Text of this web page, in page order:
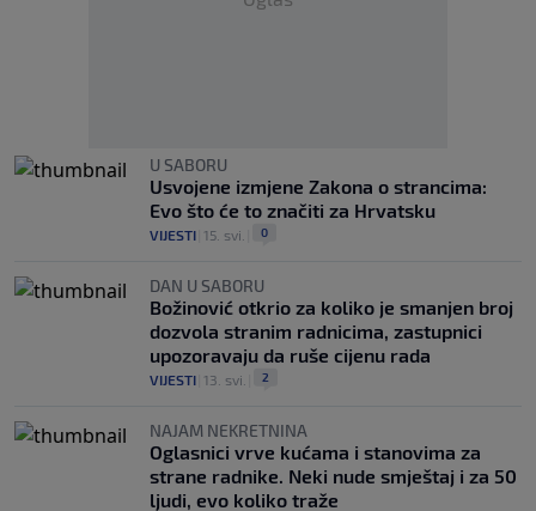
U SABORU
Usvojene izmjene Zakona o strancima:
Evo što će to značiti za Hrvatsku
VIJESTI 15. svi. 0
DAN U SABORU
Božinović otkrio za koliko je smanjen broj
dozvola stranim radnicima, zastupnici
upozoravaju da ruše cijenu rada
VIJESTI 13. svi. 2
NAJAM NEKRETNINA
Oglasnici vrve kućama i stanovima za
strane radnike. Neki nude smještaj i za 50
ljudi, evo koliko traže